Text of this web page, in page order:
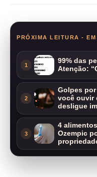
PRÓXIMA LEITURA -
1
99% das
Atenção:
2
Golpes
você ouvir
desligue
3
4
Ozempic